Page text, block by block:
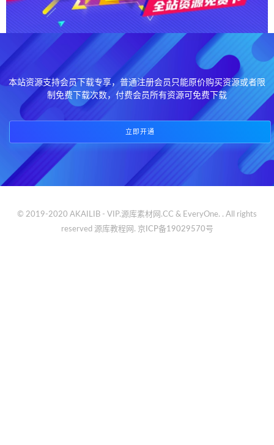
本站资源支持会员下载专享，普通注册会员只能原价购买资源或者限
制免费下载次数，付费会员所有资源可免费下载
立即开通
© 2019-2020 AKAILIB - VIP.源库素材网.CC & EveryOne. . All rights
reserved 源库教程网. 京ICP备19029570号